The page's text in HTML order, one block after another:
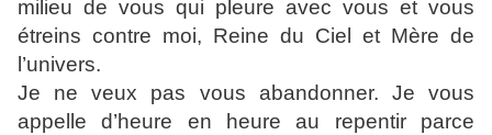
milieu de vous qui pleure avec vous et vous
étreins contre moi, Reine du Ciel et Mère de
l’univers.
Je ne veux pas vous abandonner. Je vous
appelle d’heure en heure au repentir parce